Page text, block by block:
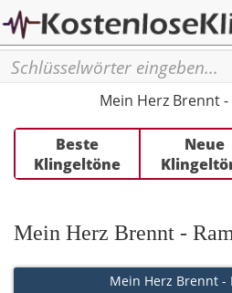
Mein Herz Brennt
Beste
Klingeltöne
Neue
Mein Herz Brennt -
Mein Herz Brennt -